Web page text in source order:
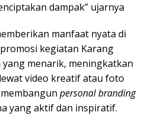
dampak” ujarnya
manfaat nyata di
kegiatan Karang
menarik, meningkatkan
video kreatif atau foto
personal branding
yang aktif dan inspiratif.